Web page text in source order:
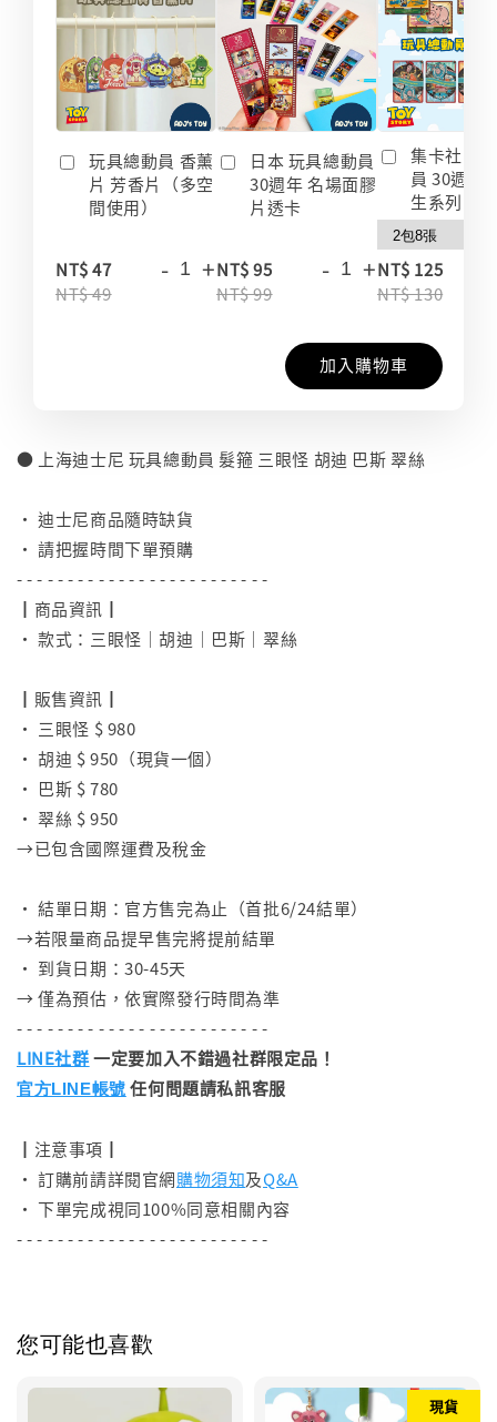
玩具總動員 香薰
片 芳香片（多空
間使用）
NT$ 47
NT$ 49
- +
日本 玩具總動員
30週年 名場面膠
片透卡
NT$ 95
NT$ 99
- +
集卡社 玩
員 30週年
生系列 收
NT$ 125
NT$ 130
加入購物車
● 上海迪士尼 玩具總動員 髮箍 三眼怪 胡迪 巴斯 翠絲
• 迪士尼商品隨時缺貨
• 請把握時間下單預購
- - - - - - - - - - - - - - - - - - - - - - - - -
┃商品資訊┃
• 款式：三眼怪｜胡迪｜巴斯｜翠絲
┃販售資訊┃
• 三眼怪 $ 980
• 胡迪 $ 950（現貨一個）
• 巴斯 $ 780
• 翠絲 $ 950
→已包含國際運費及稅金
• 結單日期：官方售完為止（首批6/24結單）
→若限量商品提早售完將提前結單
• 到貨日期：30-45天
→ 僅為預估，依實際發行時間為準
- - - - - - - - - - - - - - - - - - - - - - - - -
LINE社群一定要加入不錯過社群限定品！
官方LINE帳號 任何問題請私訊客服
┃注意事項┃
• 訂購前請詳閱官網購物須知及Q&A
• 下單完成視同100%同意相關內容
- - - - - - - - - - - - - - - - - - - - - - - - -
您可能也喜歡
現貨